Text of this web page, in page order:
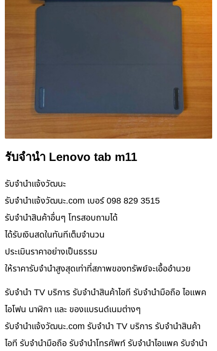
รับจำนำ Lenovo tab m11
รับจํานําแจ้งวัฒนะ
รับจํานําแจ้งวัฒนะ.com เบอร์ 098 829 3515
รับจำนำสินค้าอื่นๆ โทรสอบถามได้
ได้รับเงินสดในทันทีเต็มจำนวน
ประเมินราคาอย่างเป็นธรรม
ให้ราคารับจำนำสูงสุดเท่าที่สภาพของทรัพย์จะเอื้ออำนวย
รับจำนำ TV บริการ รับจำนำสินค้าไอที รับจำนำมือถือ ไอแพค
ไอโฟน นาฬิกา และ ของแบรนด์เนมต่างๆ
รับจํานําแจ้งวัฒนะ.com รับจำนำ TV บริการ รับจำนำสินค้า
ไอที รับจำนำมือถือ รับจำนำโทรศัพท์ รับจำนำไอแพค รับจำนำ